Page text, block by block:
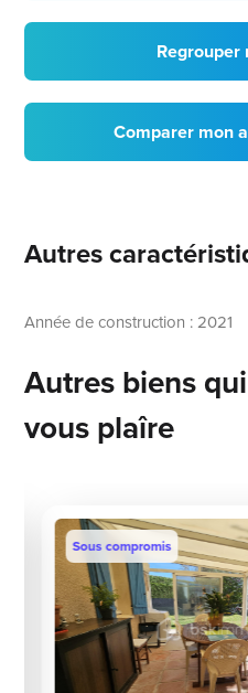
Regrouper
Comparer mon
Autres
Année de construction : 2021
Autres biens
vous plaîre
Sous compromis